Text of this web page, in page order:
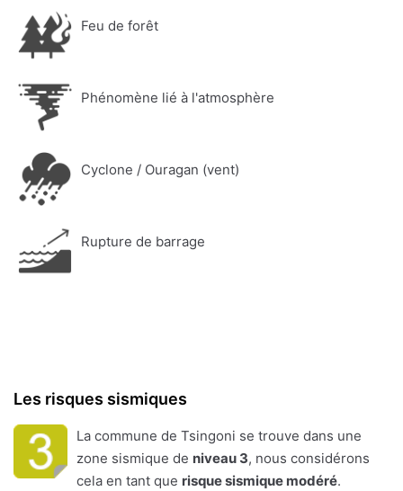
Feu de forêt
Phénomène lié à l'atmosphère
Cyclone / Ouragan (vent)
Rupture de barrage
Les risques sismiques
La commune de Tsingoni se trouve dans une
zone sismique de niveau 3, nous considérons
cela en tant que risque sismique modéré.